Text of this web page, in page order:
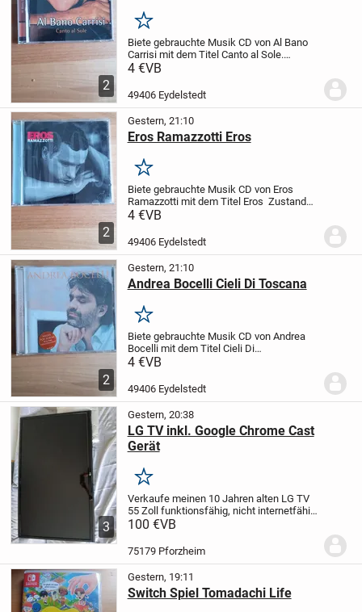
2
Merken
Biete gebrauchte Musik CD von Al Bano
Carrisi mit dem Titel Canto al Sole.
Zustand sehr gut
4 €VB
49406 Eydelstedt
2
Gestern, 21:10
Eros Ramazzotti Eros
Merken
Biete gebrauchte Musik CD von Eros
Ramazzotti mit dem Titel Eros Zustand
sehr gut
4 €VB
49406 Eydelstedt
2
Gestern, 21:10
Andrea Bocelli Cieli Di Toscana
Merken
Biete gebrauchte Musik CD von Andrea
Bocelli mit dem Titel Cieli Di
Toscana.
4 €VB
49406 Eydelstedt
3
Gestern, 20:38
LG TV inkl. Google Chrome Cast
Gerät
Merken
Verkaufe meinen 10 Jahren alten LG TV
55 Zoll funktionsfähig, nicht internetfähig.
Aber inklusiv ist ein Google Crome Cast
100 €VB
75179 Pforzheim
Gestern, 19:11
Switch Spiel Tomadachi Life